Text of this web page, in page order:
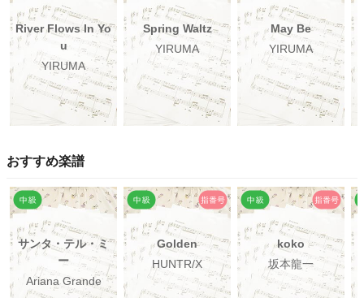
River Flows In Yo
u
YIRUMA
Spring Waltz
YIRUMA
May Be
YIRUMA
おすすめ楽譜
サンタ・テル・ミ
ー
Ariana Grande
Golden
HUNTR/X
koko
坂本龍一